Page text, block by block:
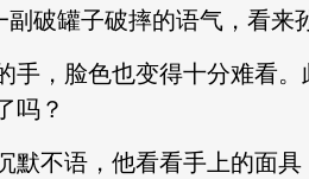
罐子破摔的语气，看来
脸色也变得十分难看。
吗？
语，他看看手上的面具